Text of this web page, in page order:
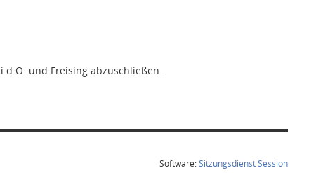
und Freising abzuschließen.
Software:SitzungsdienstSession(Wird in